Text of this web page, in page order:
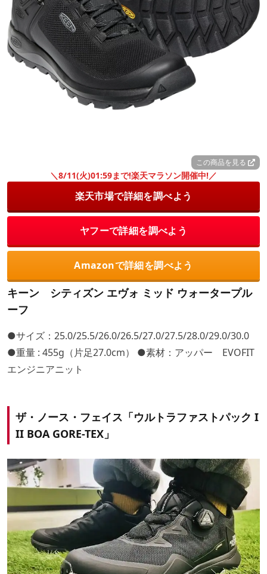
この商品を見る
＼8/11(火)01:59まで!楽天マラソン開催中!／
楽天市場で詳細を調べよう
ヤフーで詳細を調べよう
Amazonで詳細を調べよう
キーン シティズン エヴォ ミッド ウォータープル
ーフ
●サイズ：25.0/25.5/26.0/26.5/27.0/27.5/28.0/29.0/30.0
●重量 : 455g（片足27.0cm） ●素材：アッパー EVOFIT
エンジニアニット
ザ・ノース・フェイス「ウルトラファストパック I
II BOA GORE-TEX」